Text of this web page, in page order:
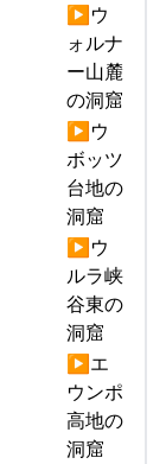
▶ウ
ォルナ
ー山麓
の洞窟
▶ウ
ボッツ
台地の
洞窟
▶ウ
ルラ峡
谷東の
洞窟
▶エ
ウンポ
高地の
洞窟